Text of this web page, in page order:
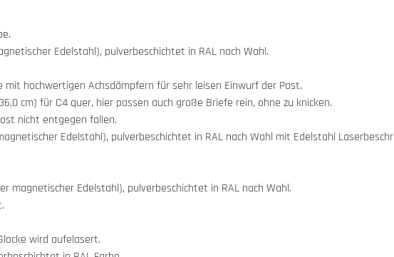
Edelstahl), pulverbeschichtet in RAL nach Wahl.
hochwertigen Achsdämpfern für sehr leisen Einwurf der Post.
cm) für C4 quer, hier passen auch große Briefe rein, ohne zu knicken.
nicht entgegen fallen.
Edelstahl), pulverbeschichtet in RAL nach Wahl mit Edelstahl
magnetischer Edelstahl), pulverbeschichtet in RAL nach Wahl.
wird aufelasert.